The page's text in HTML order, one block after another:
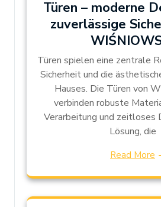
Türen – moderne
zuverlässige
Türen spielen eine zentrale
Sicherheit und die
Hauses. Die Türen von
verbinden robuste
Verarbeitung und zeitloses
Lösung, die
Read More